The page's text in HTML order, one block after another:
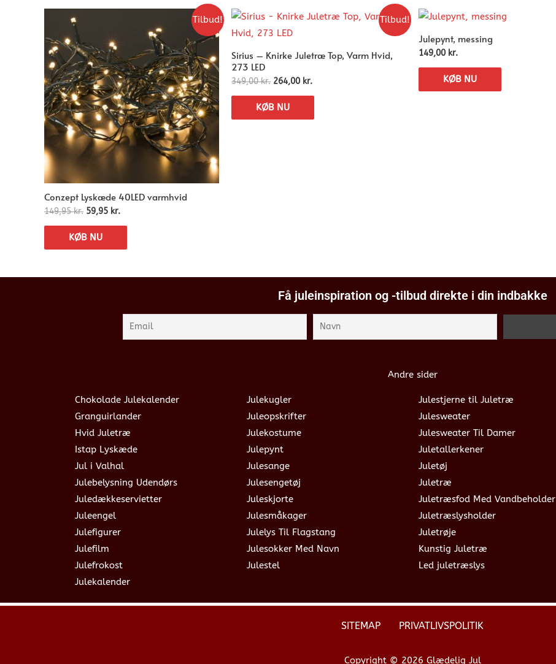
Tilbud!
Conzept Lyskæde 40LED varmhvid
149,95kr. 59,95 kr.
KØB NU
Tilbud!
Sirius – Knirke Juletræ Top, Varm Hvid,
273 LED
349,00kr. 264,00 kr.
KØB NU
Julepynt, messing
149,00 kr.
KØB NU
Få juleinspiration og -tilbud direkte i din indbakke
Andre sider
Chokolade Julekalender
Granguirlander
Hvid Juletræ
Istap Lyskæde
Jul i Valhal
Julebelysning Udendørs
Juledækkeservietter
Juleengel
Julefigurer
Julefilm
Julefrokost
Julekalender
Julekugler
Juleopskrifter
Julekostume
Julepynt
Julesange
Julesengetøj
Juleskjorte
Julesmåkager
Julelys Til Flagstang
Julesokker Med Navn
Julestel
Julestjerne til Juletræ
Julesweater
Julesweater Til Damer
Juletallerkener
Juletøj
Juletræ
Juletræsfod Med Vandbeholder
Juletræslysholder
Juletrøje
Kunstig Juletræ
Led juletræslys
SITEMAP PRIVATLIVSPOLITIK
Copyright © 2026 Glædelig Jul